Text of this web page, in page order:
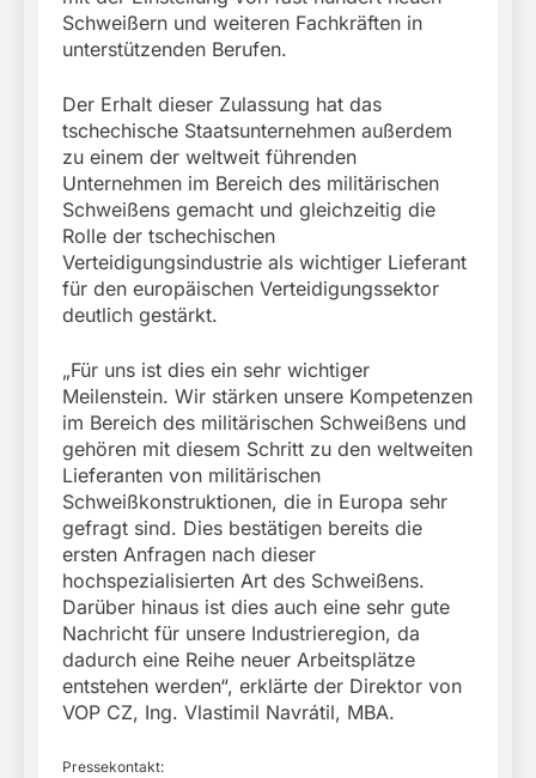
Schweißern und weiteren Fachkräften in
unterstützenden Berufen.
Der Erhalt dieser Zulassung hat das
tschechische Staatsunternehmen außerdem
zu einem der weltweit führenden
Unternehmen im Bereich des militärischen
Schweißens gemacht und gleichzeitig die
Rolle der tschechischen
Verteidigungsindustrie als wichtiger Lieferant
für den europäischen Verteidigungssektor
deutlich gestärkt.
„Für uns ist dies ein sehr wichtiger
Meilenstein. Wir stärken unsere Kompetenzen
im Bereich des militärischen Schweißens und
gehören mit diesem Schritt zu den weltweiten
Lieferanten von militärischen
Schweißkonstruktionen, die in Europa sehr
gefragt sind. Dies bestätigen bereits die
ersten Anfragen nach dieser
hochspezialisierten Art des Schweißens.
Darüber hinaus ist dies auch eine sehr gute
Nachricht für unsere Industrieregion, da
dadurch eine Reihe neuer Arbeitsplätze
entstehen werden“, erklärte der Direktor von
VOP CZ, Ing. Vlastimil Navrátil, MBA.
Pressekontakt: